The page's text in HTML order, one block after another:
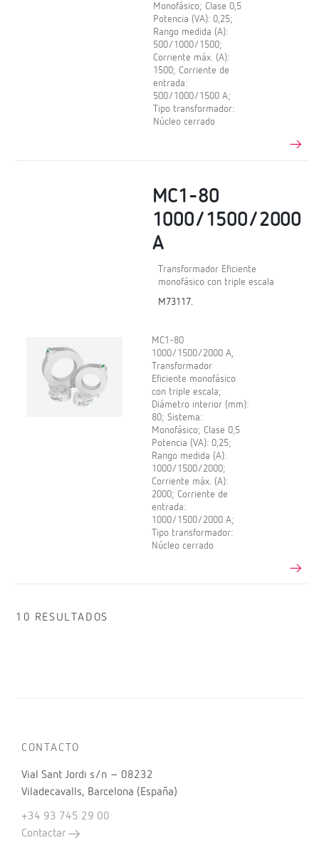
Monofásico; Clase 0,5
Potencia (VA): 0,25;
Rango medida (A):
500/1000/1500;
Corriente máx. (A):
1500; Corriente de
entrada:
500/1000/1500 A;
Tipo transformador:
Núcleo cerrado
MC1-80
1000/1500/2000
A
Transformador Eficiente
monofásico con triple escala
M73117.
MC1-80
1000/1500/2000 A,
Transformador
Eficiente monofásico
con triple escala;
Diámetro interior (mm):
80; Sistema:
Monofásico; Clase 0,5
Potencia (VA): 0,25;
Rango medida (A):
1000/1500/2000;
Corriente máx. (A):
2000; Corriente de
entrada:
1000/1500/2000 A;
Tipo transformador:
Núcleo cerrado
10 RESULTADOS
CONTACTO
Vial Sant Jordi s/n – 08232
Viladecavalls, Barcelona (España)
+34 93 745 29 00
Contactar